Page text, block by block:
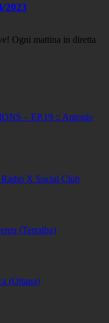
2023
Ogni mattina in diretta
– EP.19 :: Antonio
X Social Club
(Terralba)
(Ottana)